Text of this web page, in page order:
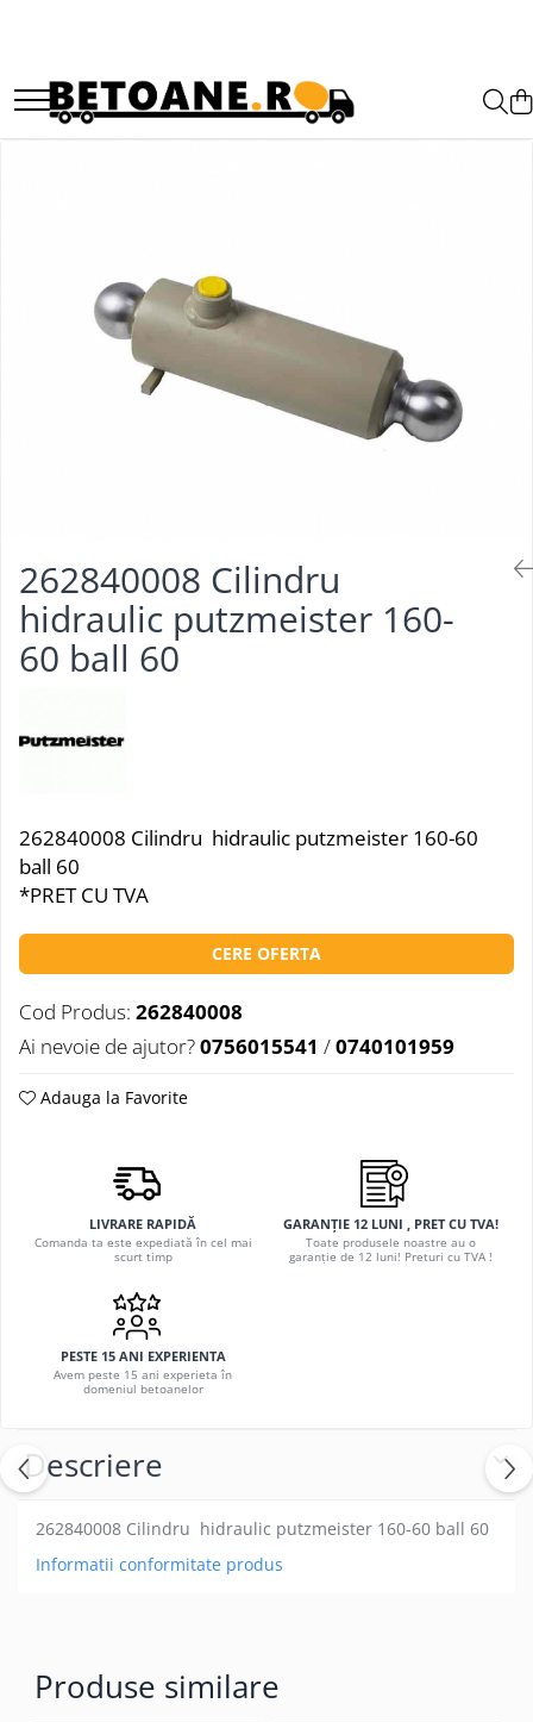
PIESE AUTOBETONIERE
AUTOBETONIERE STETTER
AUTOBETONIERE PUTZMEISTER
262840008 Cilindru
hidraulic putzmeister 160-
60 ball 60
262840008 Cilindru hidraulic putzmeister 160-60
ball 60
*PRET CU TVA
CERE OFERTA
Cod Produs: 262840008
Ai nevoie de ajutor?0756015541 /0740101959
Adauga la Favorite
LIVRARE RAPIDĂ
Comanda ta este expediată în cel mai
scurt timp
GARANȚIE 12 LUNI , PRET CU TVA!
Toate produsele noastre au o
garanție de 12 luni! Preturi cu TVA !
PESTE 15 ANI EXPERIENTA
Avem peste 15 ani experieta în
domeniul betoanelor
Descriere
262840008 Cilindru hidraulic putzmeister 160-60 ball 60
Informatii conformitate produs
Produse similare